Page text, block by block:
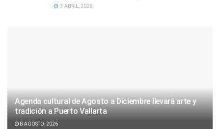
3 ABRIL, 2026
Agenda cultural de Agosto a Diciembre llevará arte y
tradición a Puerto Vallarta
8 AGOSTO, 2026